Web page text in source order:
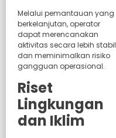
Melalui pemantauan yang
berkelanjutan, operator
dapat merencanakan
aktivitas secara lebih stabil
dan meminimalkan risiko
gangguan operasional.
Riset
Lingkungan
dan Iklim